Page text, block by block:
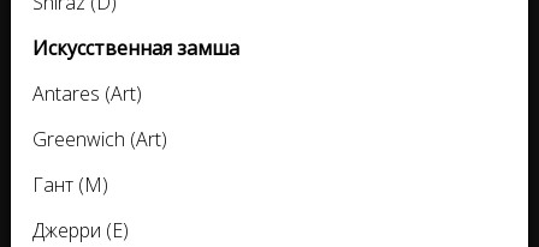
Искусственная замша
Antares (Art)
Greenwich (Art)
Гант (M)
Джерри (E)